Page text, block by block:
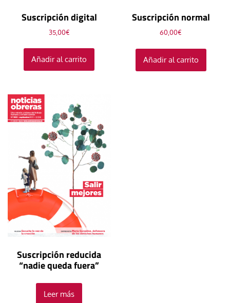
Suscripción digital
35,00€
Añadir al carrito
Suscripción normal
60,00€
Añadir al carrito
Suscripción reducida
“nadie queda fuera”
Leer más